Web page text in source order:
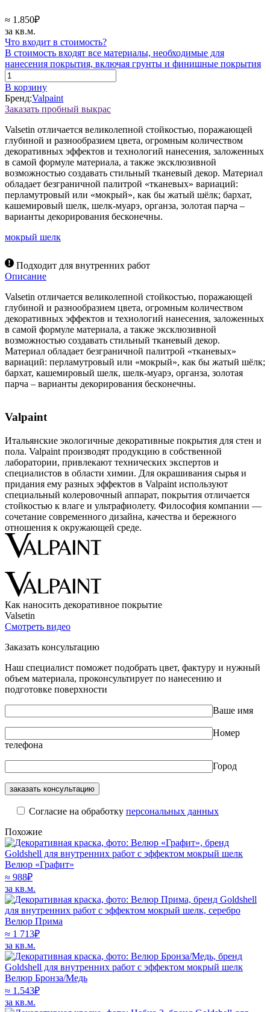
≈ 1.850₽
за кв.м.
Что входит в стоимость?
В стоимость входят все материалы, необходимые для
нанесения покрытия, включая грунты и финишные покрытия
Количество
товара
Valsetin
В корзину
Бренд:Valpaint
Заказать пробный выкрас
Valsetin отличается великолепной стойкостью, поражающей
глубиной и разнообразием цвета, огромным количеством
декоративных эффектов и технологий нанесения, заложенных
в самой формуле материала, а также эксклюзивной
возможностью создавать стильный тканевый декор. Материал
обладает безграничной палитрой «тканевых» вариаций:
перламутровый или «мокрый», как бы жатый шёлк; бархат,
кашемировый шелк, шелк-муарэ, органза, золотая парча –
варианты декорирования бесконечны.
мокрый шелк
Подходит для внутренних работ
Описание
Valsetin отличается великолепной стойкостью, поражающей
глубиной и разнообразием цвета, огромным количеством
декоративных эффектов и технологий нанесения, заложенных
в самой формуле материала, а также эксклюзивной
возможностью создавать стильный тканевый декор.
Материал обладает безграничной палитрой «тканевых»
вариаций: перламутровый или «мокрый», как бы жатый шёлк;
бархат, кашемировый шелк, шелк-муарэ, органза, золотая
парча – варианты декорирования бесконечны.
Valpaint
Итальянские экологичные декоративные покрытия для стен и
пола. Valpaint производят продукцию в собственной
лаборатории, привлекают технических экспертов и
специалистов в области химии. Для окрашивания сырья и
придания ему разных эффектов в Valpaint используют
специальный колеровочный аппарат, покрытия отличается
стойкостью к влаге и ультрафиолету. Философия компании —
сочетание современного дизайна, качества и бережного
отношения к окружающей среде.
Как наносить декоративное покрытие
Valsetin
Cмотреть видео
Заказать консультацию
Наш специалист поможет подобрать цвет, фактуру и нужный
объем материала, проконсультирует по нанесению и
подготовке поверхности
Ваше имя
Номер
телефона
Город
Cогласие на обработку персональных данных
Похожие
Велюр «Графит»
≈ 988₽
за кв.м.
Велюр Прима
≈ 1 713₽
за кв.м.
Велюр Бронза/Медь
≈ 1.543₽
за кв.м.